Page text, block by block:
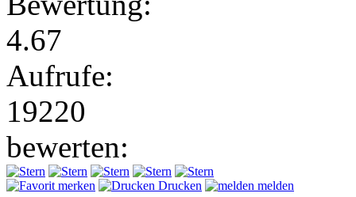
4.67
Aufrufe:
19220
bewerten:
merken Drucken melden